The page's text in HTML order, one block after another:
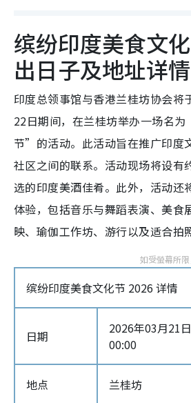
缤纷印度美食文
出日子及地址详情
印度总领事馆与香港兰桂坊协会将
22日期间，在兰桂坊举办一场名
节”的活动。此活动旨在推广印度
社区之间的联系。活动现场将设有
选的印度美酒佳肴。此外，活动还
体验，包括音乐与舞蹈表演、美食
映、瑜伽工作坊、游行以及适合拍
缤纷印度美食文化节 2026 详情
日期
2026年03月21
00:00
地点 兰桂坊